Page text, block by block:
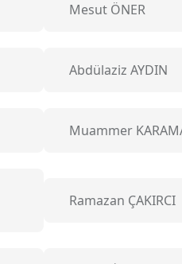
Mesut ÖNER
Abdülaziz AYDIN
Muammer
Ramazan ÇAKIRCI